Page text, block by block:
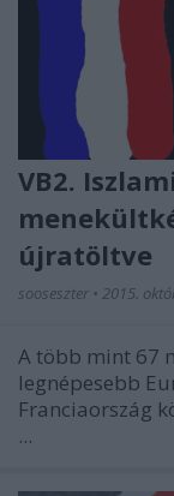
VB2.
újratöltve
sooseszter • 2015.
A több mint 67
legnépesebb
Franciaország
...